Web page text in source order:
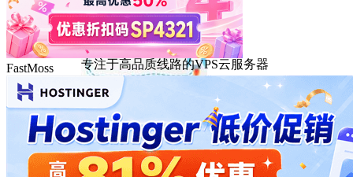
DMIT
专注于高品质线路的VPS云服务器
FastMoss